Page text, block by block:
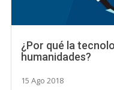
¿Por qué la
humanidades?
15 Ago 2018